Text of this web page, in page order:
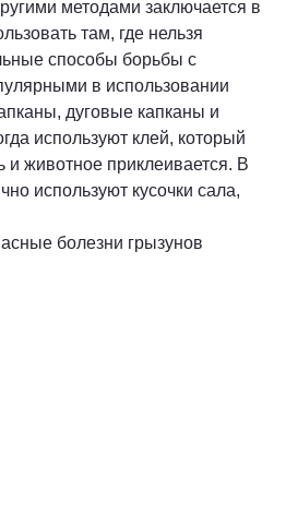
методами заключается в
там, где нельзя
способы борьбы с
в использовании
дуговые капканы и
используют клей, который
и животное приклеивается. В
используют кусочки сала,